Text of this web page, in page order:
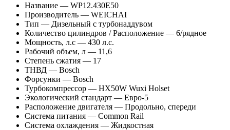
Название — WP1 2.430E50
Производитель — WEICHAI
Тип — Дизельный с турбонаддувом
Количество цилиндров / Расположение — 6/рядное
Мощность, л.с — 430 л.с.
Рабочий объем, л — 11 ,6
Степень сжатия — 17
ТНВД — Bosch
Форсунки — Bosch
Турбокомпрессор — HX50W Wuxi Holset
Экологический стандарт — Евро-5
Расположение двигателя — Продольно, спереди
Система питания — Common Rail
Система охлаждения — Жидкостная